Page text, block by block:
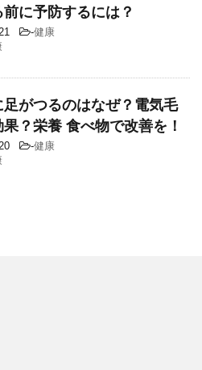
に予防するには？
-健康
足がつるのはなぜ？電気毛
？栄養 食べ物で改善を！
-健康